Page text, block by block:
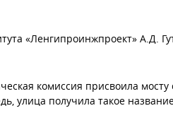
«Ленгипроинжпроект» А.Д.
комиссия присвоила
улица получила такое